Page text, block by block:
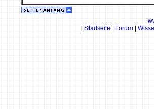
[Startseite Forum